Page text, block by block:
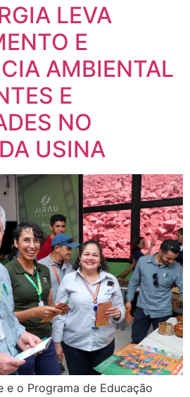
LEVA
E
AMBIENTAL
E
NO
USINA
e o Programa de Educação